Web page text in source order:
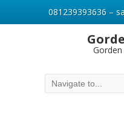
081239393636 –